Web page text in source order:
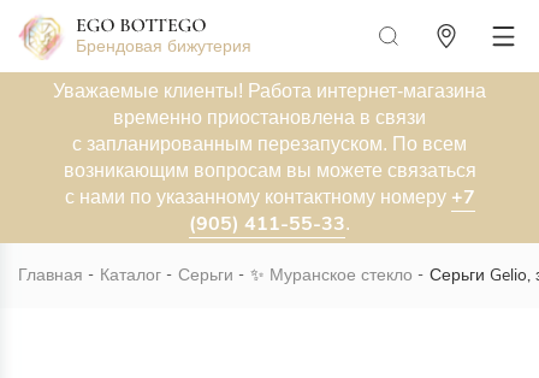
Брендовая бижутерия
Уважаемые клиенты! Работа интернет-магазина
временно приостановлена в связи
с запланированным перезапуском. По всем
возникающим вопросам вы можете связаться
с нами по указанному контактному номеру +7
(905) 411-55-33.
Главная Каталог Серьги ✨ Муранское стекло Серьги Gelio,